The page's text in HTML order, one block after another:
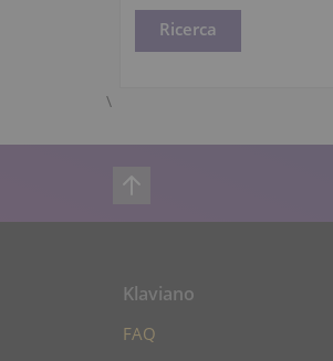
\
Klaviano
FAQ